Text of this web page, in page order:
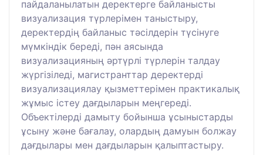
пайдаланылатын деректерге байланысты
визуализация түрлерімен таныстыру,
деректердің байланыс тәсілдерін түсінуге
мүмкіндік береді, пән аясында
визуализацияның әртүрлі түрлерін талдау
жүргізіледі, магистранттар деректерді
визуализациялау қызметтерімен практикалық
жұмыс істеу дағдыларын меңгереді.
Объектілерді дамыту бойынша ұсыныстарды
ұсыну және бағалау, олардың дамуын болжау
дағдылары мен дағдыларын қалыптастыру.